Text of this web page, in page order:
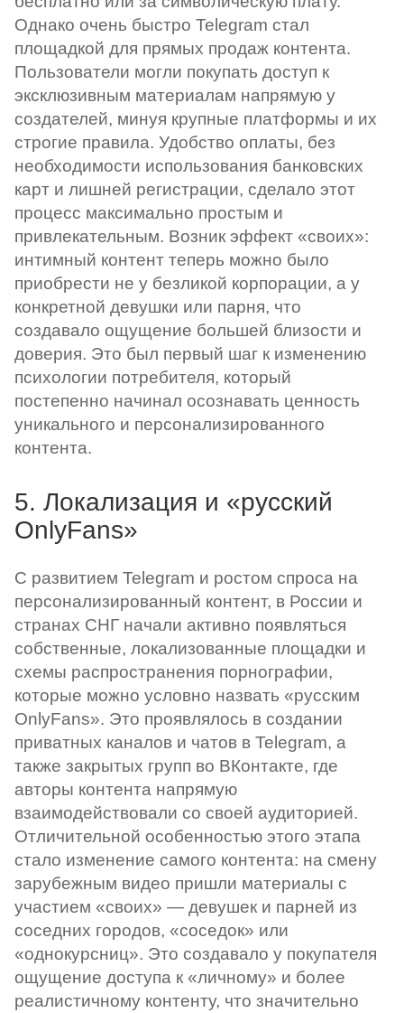
Однако очень быстро Telegram стал
площадкой для прямых продаж контента.
Пользователи могли покупать доступ к
эксклюзивным материалам напрямую у
создателей, минуя крупные платформы и их
строгие правила. Удобство оплаты, без
необходимости использования банковских
карт и лишней регистрации, сделало этот
процесс максимально простым и
привлекательным. Возник эффект «своих»:
интимный контент теперь можно было
приобрести не у безликой корпорации, а у
конкретной девушки или парня, что
создавало ощущение большей близости и
доверия. Это был первый шаг к изменению
психологии потребителя, который
постепенно начинал осознавать ценность
уникального и персонализированного
контента.
5. Локализация и «русский
OnlyFans»
С развитием Telegram и ростом спроса на
персонализированный контент, в России и
странах СНГ начали активно появляться
собственные, локализованные площадки и
схемы распространения порнографии,
которые можно условно назвать «русским
OnlyFans». Это проявлялось в создании
приватных каналов и чатов в Telegram, а
также закрытых групп во ВКонтакте, где
авторы контента напрямую
взаимодействовали со своей аудиторией.
Отличительной особенностью этого этапа
стало изменение самого контента: на смену
зарубежным видео пришли материалы с
участием «своих» — девушек и парней из
соседних городов, «соседок» или
«однокурсниц». Это создавало у покупателя
ощущение доступа к «личному» и более
реалистичному контенту, что значительно